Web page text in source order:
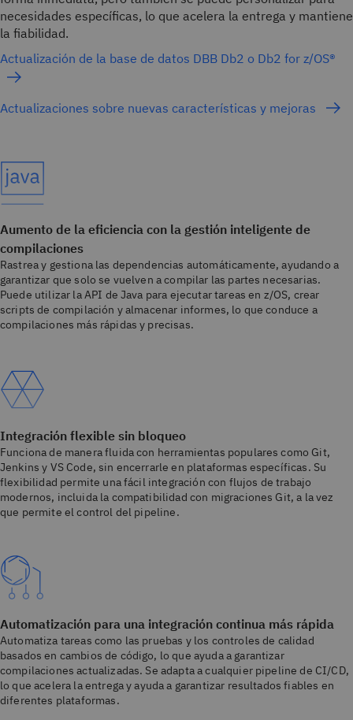
necesidades específicas, lo que acelera la entrega y mantiene
la fiabilidad.
Actualización de la base de datos DBB Db2 o Db2 for z/OS®
Actualizaciones sobre nuevas características y mejoras
Aumento de la eficiencia con la gestión inteligente de
compilaciones
Rastrea y gestiona las dependencias automáticamente, ayudando a
garantizar que solo se vuelven a compilar las partes necesarias.
Puede utilizar la API de Java para ejecutar tareas en z/OS, crear
scripts de compilación y almacenar informes, lo que conduce a
compilaciones más rápidas y precisas.
Integración flexible sin bloqueo
Funciona de manera fluida con herramientas populares como Git,
Jenkins y VS Code, sin encerrarle en plataformas específicas. Su
flexibilidad permite una fácil integración con flujos de trabajo
modernos, incluida la compatibilidad con migraciones Git, a la vez
que permite el control del pipeline.
Automatización para una integración continua más rápida
Automatiza tareas como las pruebas y los controles de calidad
basados en cambios de código, lo que ayuda a garantizar
compilaciones actualizadas. Se adapta a cualquier pipeline de CI/CD,
lo que acelera la entrega y ayuda a garantizar resultados fiables en
diferentes plataformas.